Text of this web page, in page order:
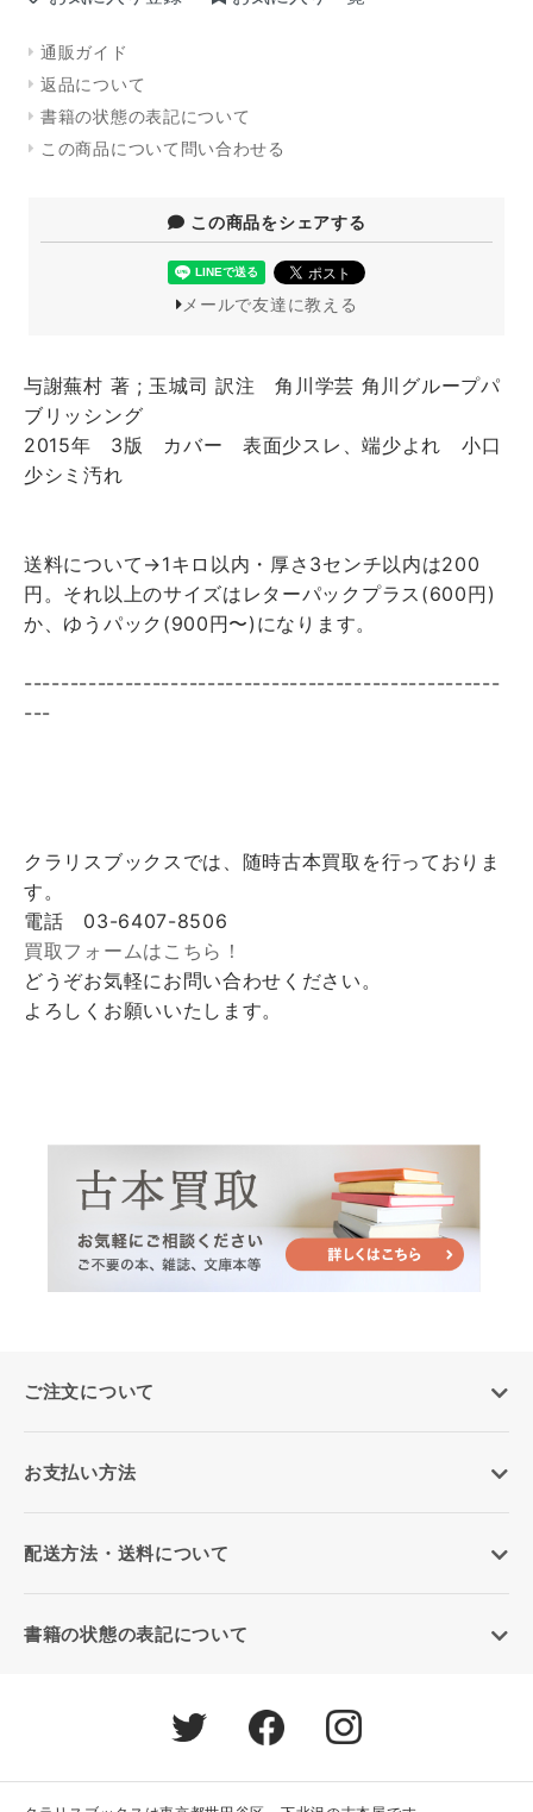
通販ガイド
返品について
書籍の状態の表記について
この商品について問い合わせる
この商品をシェアする
メールで友達に教える
与謝蕪村 著 ; 玉城司 訳注 角川学芸 角川グループパ
ブリッシング
2015年 3版 カバー 表面少スレ、端少よれ 小口
少シミ汚れ
送料について→1キロ以内・厚さ3センチ以内は200
円。それ以上のサイズはレターパックプラス(600円)
か、ゆうパック(900円〜)になります。
----------------------------------------------------
---
クラリスブックスでは、随時古本買取を行っておりま
す。
電話 03-6407-8506
買取フォームはこちら！
どうぞお気軽にお問い合わせください。
よろしくお願いいたします。
ご注文について
お支払い方法
配送方法・送料について
書籍の状態の表記について